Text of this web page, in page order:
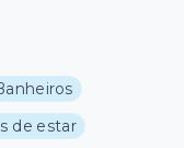
de estar